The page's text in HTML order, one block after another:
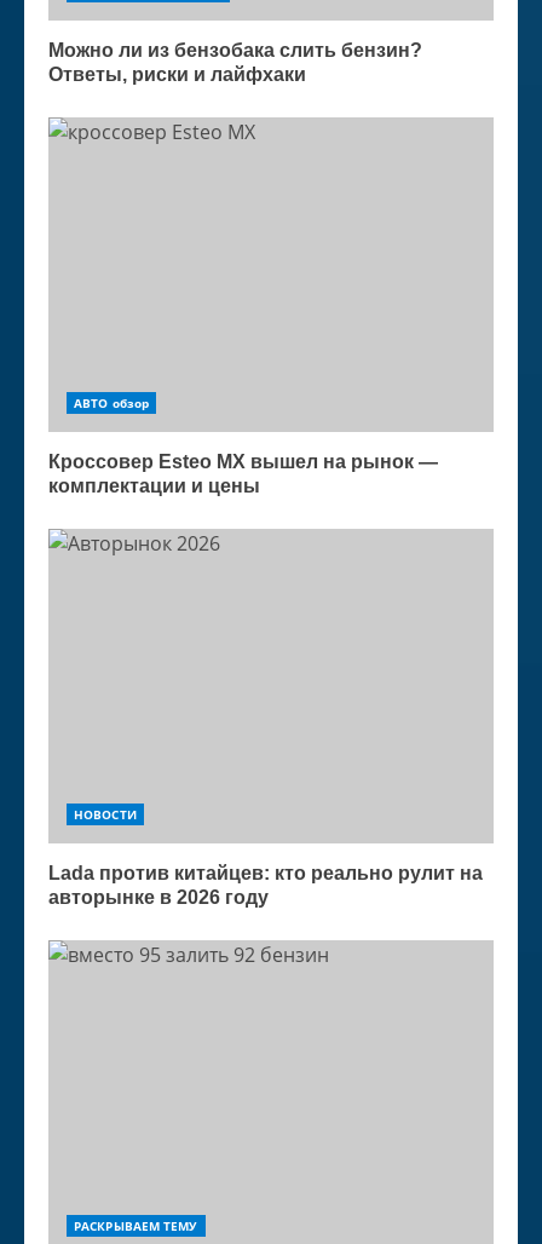
Можно ли из бензобака слить бензин?
Ответы, риски и лайфхаки
АВТО обзор
Кроссовер Esteo MX вышел на рынок —
комплектации и цены
НОВОСТИ
Lada против китайцев: кто реально рулит на
авторынке в 2026 году
РАСКРЫВАЕМ ТЕМУ